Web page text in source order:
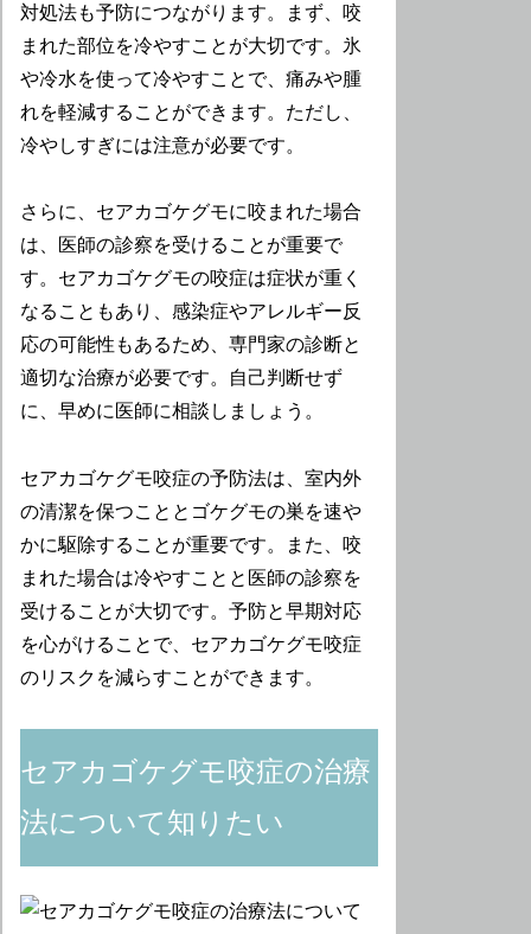
対処法も予防につながります。まず、咬
まれた部位を冷やすことが大切です。氷
や冷水を使って冷やすことで、痛みや腫
れを軽減することができます。ただし、
冷やしすぎには注意が必要です。
さらに、セアカゴケグモに咬まれた場合
は、医師の診察を受けることが重要で
す。セアカゴケグモの咬症は症状が重く
なることもあり、感染症やアレルギー反
応の可能性もあるため、専門家の診断と
適切な治療が必要です。自己判断せず
に、早めに医師に相談しましょう。
セアカゴケグモ咬症の予防法は、室内外
の清潔を保つこととゴケグモの巣を速や
かに駆除することが重要です。また、咬
まれた場合は冷やすことと医師の診察を
受けることが大切です。予防と早期対応
を心がけることで、セアカゴケグモ咬症
のリスクを減らすことができます。
セアカゴケグモ咬症の治療
法について知りたい